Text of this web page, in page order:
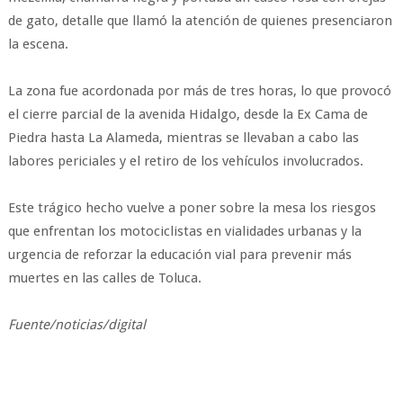
de gato, detalle que llamó la atención de quienes presenciaron
la escena.
La zona fue acordonada por más de tres horas, lo que provocó
el cierre parcial de la avenida Hidalgo, desde la Ex Cama de
Piedra hasta La Alameda, mientras se llevaban a cabo las
labores periciales y el retiro de los vehículos involucrados.
Este trágico hecho vuelve a poner sobre la mesa los riesgos
que enfrentan los motociclistas en vialidades urbanas y la
urgencia de reforzar la educación vial para prevenir más
muertes en las calles de Toluca.
Fuente/noticias/digital